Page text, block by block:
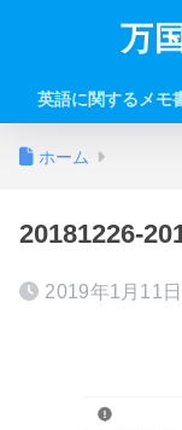
万
英語に関するメモ
ホーム
20181226-
2019年1月11日